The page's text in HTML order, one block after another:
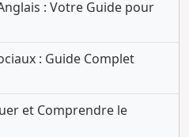
: Votre Guide pour
: Guide Complet
et Comprendre le